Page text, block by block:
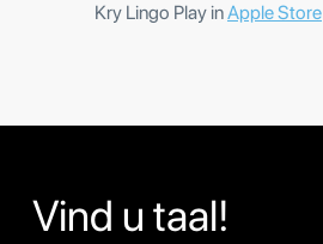
Kry Lingo Play inApple Store
Vind u taal!